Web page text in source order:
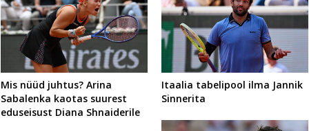
Mis nüüd juhtus? Arina
Sabalenka kaotas suurest
eduseisust Diana Shnaiderile
Itaalia tabelipool ilma Jannik
Sinnerita